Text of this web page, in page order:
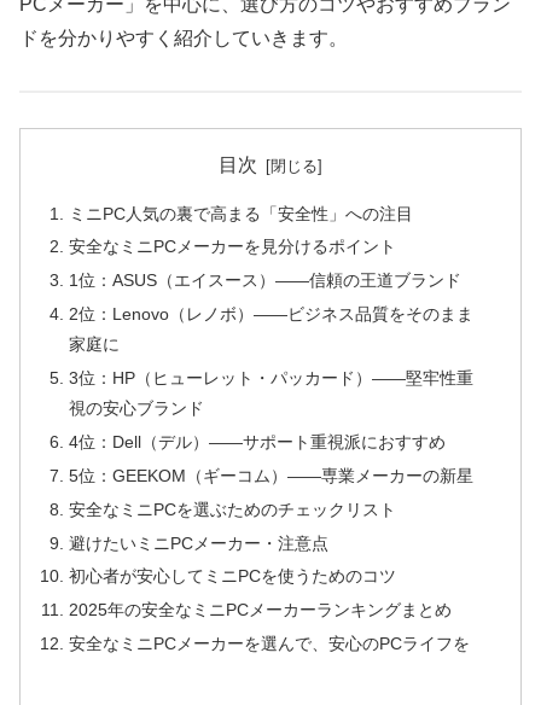
PCメーカー」を中心に、選び方のコツやおすすめブラン
ドを分かりやすく紹介していきます。
目次
ミニPC人気の裏で高まる「安全性」への注目
安全なミニPCメーカーを見分けるポイント
1位：ASUS（エイスース）――信頼の王道ブランド
2位：Lenovo（レノボ）――ビジネス品質をそのまま
家庭に
3位：HP（ヒューレット・パッカード）――堅牢性重
視の安心ブランド
4位：Dell（デル）――サポート重視派におすすめ
5位：GEEKOM（ギーコム）――専業メーカーの新星
安全なミニPCを選ぶためのチェックリスト
避けたいミニPCメーカー・注意点
初心者が安心してミニPCを使うためのコツ
2025年の安全なミニPCメーカーランキングまとめ
安全なミニPCメーカーを選んで、安心のPCライフを